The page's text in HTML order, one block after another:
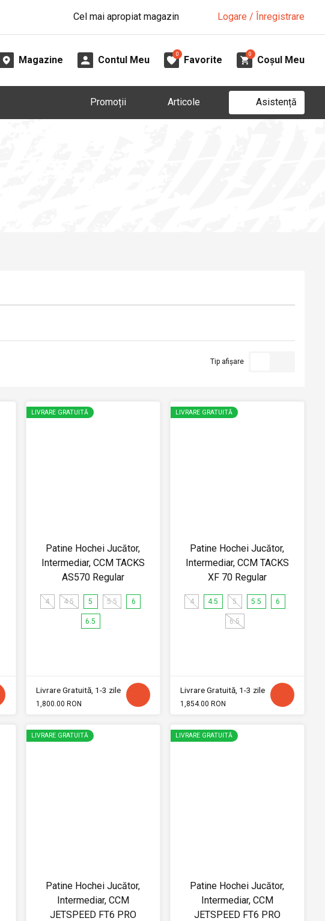
Cel mai apropiat magazin Logare / Înregistrare
Magazine Contul Meu
0
Favorite
0
Coșul Meu
Promoții Articole Asistență
Tip afișare
LIVRARE GRATUITĂ
Patine Hochei Jucător,
Intermediar, CCM TACKS
AS570 Regular
4 4.5 5 5.5 6
6.5
Livrare Gratuită, 1-3 zile
1,800.00 RON
LIVRARE GRATUITĂ
Patine Hochei Jucător,
Intermediar, CCM TACKS
XF 70 Regular
4 4.5 5 5.5 6
6.5
Livrare Gratuită, 1-3 zile
1,854.00 RON
LIVRARE GRATUITĂ
Patine Hochei Jucător,
Intermediar, CCM
JETSPEED FT6 PRO
LIVRARE GRATUITĂ
Patine Hochei Jucător,
Intermediar, CCM
JETSPEED FT6 PRO